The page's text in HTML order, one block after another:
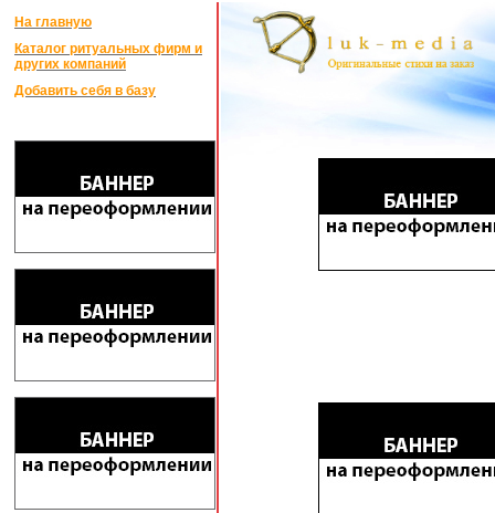
На главную
Каталог ритуальных фирм и
других компаний
Добавить себя в базу